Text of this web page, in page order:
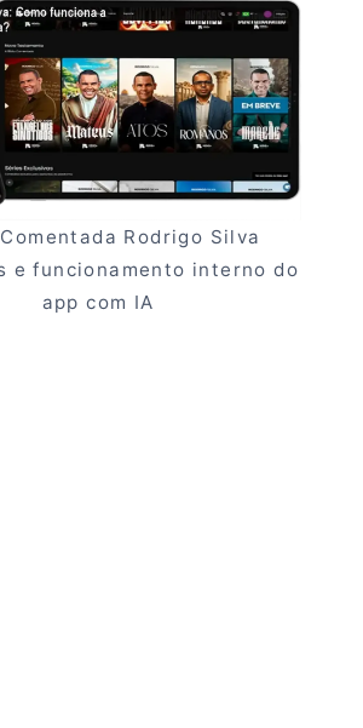
Rodrigo Silva
e funcionamento interno do
app com IA